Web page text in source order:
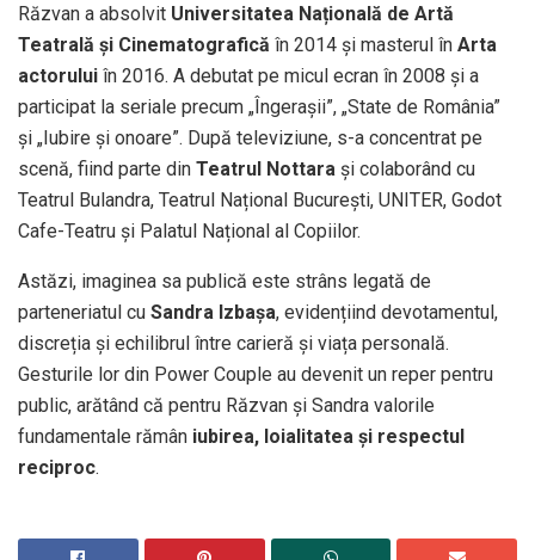
Răzvan a absolvit Universitatea Națională de Artă
Teatrală și Cinematografică în 2014 și masterul în Arta
actorului în 2016. A debutat pe micul ecran în 2008 și a
participat la seriale precum „Îngerașii”, „State de România”
și „Iubire și onoare”. După televiziune, s-a concentrat pe
scenă, fiind parte din Teatrul Nottara și colaborând cu
Teatrul Bulandra, Teatrul Național București, UNITER, Godot
Cafe-Teatru și Palatul Național al Copiilor.
Astăzi, imaginea sa publică este strâns legată de
parteneriatul cu Sandra Izbașa, evidențiind devotamentul,
discreția și echilibrul între carieră și viața personală.
Gesturile lor din Power Couple au devenit un reper pentru
public, arătând că pentru Răzvan și Sandra valorile
fundamentale rămân iubirea, loialitatea și respectul
reciproc.